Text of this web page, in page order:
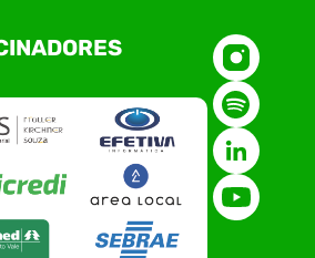
por meio do NIAVI – Núcleo
do Alto Vale do
empresas de
uma noite de
e
iniciativas para o setor.
Rio…